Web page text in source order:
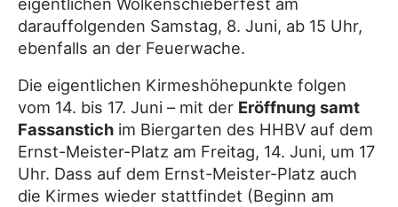
darauffolgenden Samstag, 8. Juni, ab 15 Uhr,
ebenfalls an der Feuerwache.
Die eigentlichen Kirmeshöhepunkte folgen
vom 14. bis 17. Juni – mit der Eröffnung samt
Fassanstich im Biergarten des HHBV auf dem
Ernst-Meister-Platz am Freitag, 14. Juni, um 17
Uhr. Dass auf dem Ernst-Meister-Platz auch
die Kirmes wieder stattfindet (Beginn am